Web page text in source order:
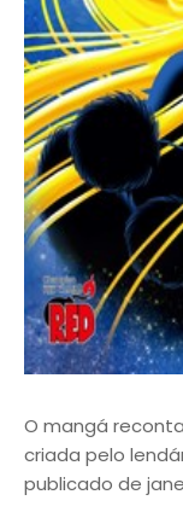
O mangá
criada pelo
publicado de